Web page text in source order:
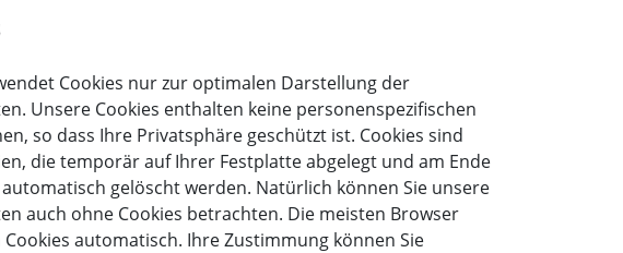
Cookies nur zur optimalen Darstellung der
Unsere Cookies enthalten keine personenspezifischen
so dass Ihre Privatsphäre geschützt ist. Cookies sind
die temporär auf Ihrer Festplatte abgelegt und am Ende
gelöscht werden. Natürlich können Sie unsere
auch ohne Cookies betrachten. Die meisten Browser
automatisch. Ihre Zustimmung können Sie